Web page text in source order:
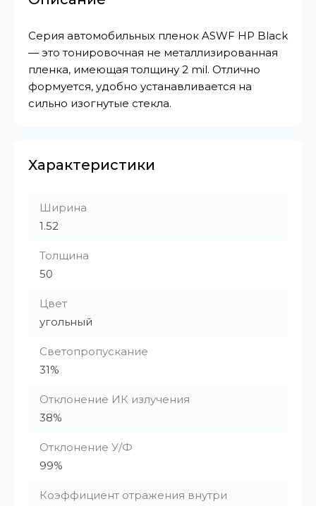
Серия автомобильных пленок ASWF HP Black
— это тонировочная не металлизированная
пленка, имеющая толщину 2 mil. Отлично
формуется, удобно устанавливается на
сильно изогнутые стекла.
Характеристики
Ширина
1.52
Толщина
50
Цвет
угольный
Светопропускание
31%
Отклонение ИК излучения
38%
Отклонение У/Ф
99%
Коэффициент отражения внутри